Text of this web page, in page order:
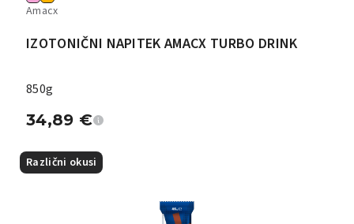
Amacx
IZOTONIČNI NAPITEK AMACX TURBO DRINK
850g
34,89 €
Različni okusi